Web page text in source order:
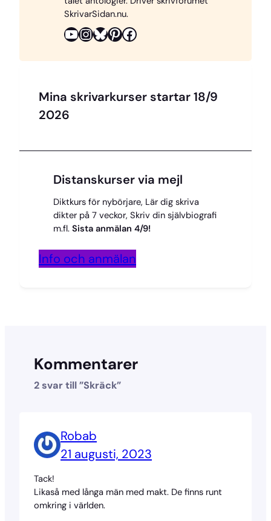
k
s
t
SkrivarSidan.nu.
YouTube InstagramBluesky Pinterest Facebook
Mina skrivarkurser startar 18/9
2026
Distanskurser via mejl
Diktkurs för nybörjare, Lär dig skriva
dikter på 7 veckor, Skriv din självbiografi
m.fl. Sista anmälan 4/9!
Info och anmälan
Kommentarer
2 svar till ”Skräck”
Robab
21 augusti, 2023
Tack!
Likaså med långa män med makt. De finns runt
omkring i världen.